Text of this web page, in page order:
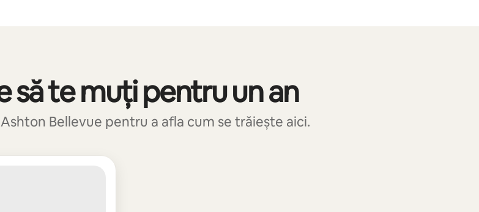
să te muți pentru un an
Bellevue pentru a afla cum se trăiește aici.